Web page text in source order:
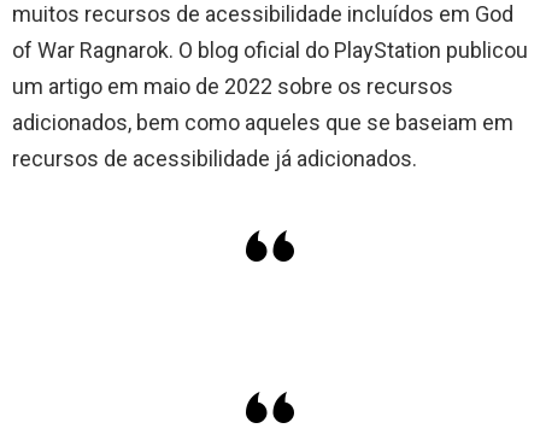
muitos recursos de acessibilidade incluídos em God
of War Ragnarok. O blog oficial do PlayStation publicou
um artigo em maio de 2022 sobre os recursos
adicionados, bem como aqueles que se baseiam em
recursos de acessibilidade já adicionados.